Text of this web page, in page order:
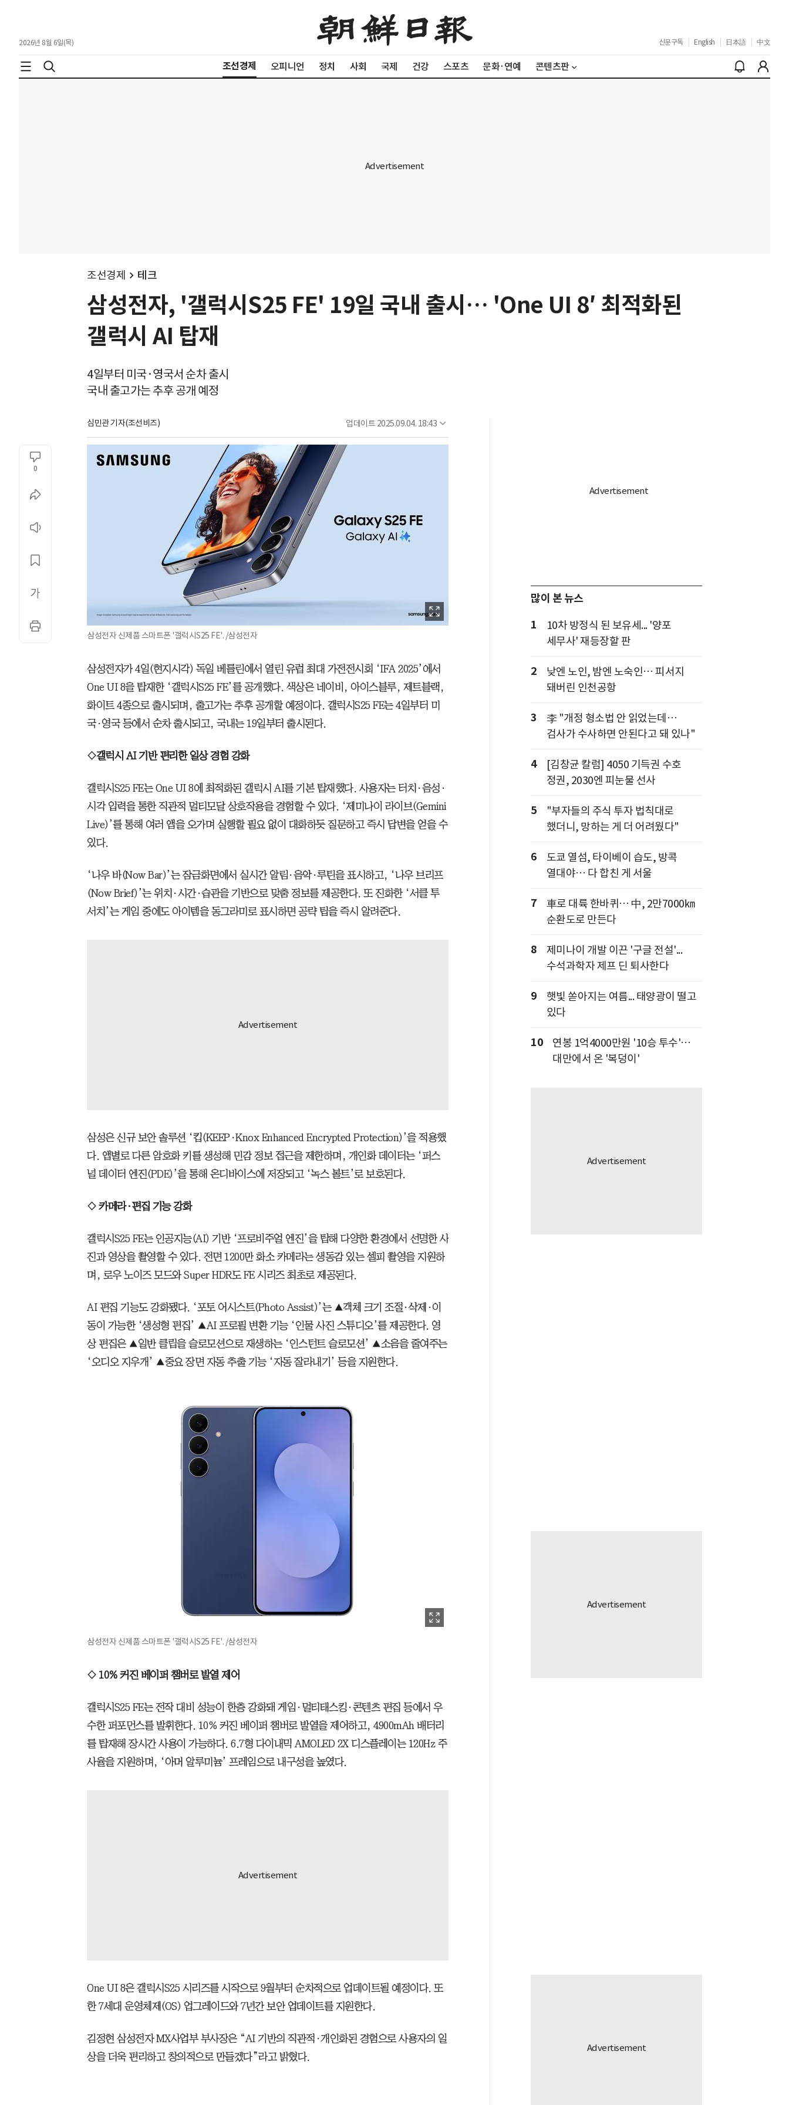
2026년 8월 6일(목) 신문구독 English 日本語 中文
조선경제 오피니언 정치 사회 국제 건강 스포츠 문화·연예 콘텐츠판
조선경제 테크
삼성전자, '갤럭시S25 FE' 19일 국내 출시… 'One UI 8′ 최적화된
갤럭시 AI 탑재
4일부터 미국·영국서 순차 출시
국내 출고가는 추후 공개 예정
심민관 기자(조선비즈) 업데이트 2025.09.04. 18:43
0
삼성전자 신제품 스마트폰 '갤럭시S25 FE'. /삼성전자
삼성전자가 4일(현지시각) 독일 베를린에서 열린 유럽 최대 가전전시회 ‘IFA 2025’에서
One UI 8을 탑재한 ‘갤럭시S25 FE’를 공개했다. 색상은 네이비, 아이스블루, 제트블랙,
화이트 4종으로 출시되며, 출고가는 추후 공개할 예정이다. 갤럭시S25 FE는 4일부터 미
국·영국 등에서 순차 출시되고, 국내는 19일부터 출시된다.
◇갤럭시 AI 기반 편리한 일상 경험 강화
갤럭시S25 FE는 One UI 8에 최적화된 갤럭시 AI를 기본 탑재했다. 사용자는 터치·음성·
시각 입력을 통한 직관적 멀티모달 상호작용을 경험할 수 있다. ‘제미나이 라이브(Gemini
Live)’를 통해 여러 앱을 오가며 실행할 필요 없이 대화하듯 질문하고 즉시 답변을 얻을 수
있다.
‘나우 바(Now Bar)’는 잠금화면에서 실시간 알림·음악·루틴을 표시하고, ‘나우 브리프
(Now Brief)’는 위치·시간·습관을 기반으로 맞춤 정보를 제공한다. 또 진화한 ‘서클 투
서치’는 게임 중에도 아이템을 동그라미로 표시하면 공략 팁을 즉시 알려준다.
삼성은 신규 보안 솔루션 ‘킵(KEEP·Knox Enhanced Encrypted Protection)’을 적용했
다. 앱별로 다른 암호화 키를 생성해 민감 정보 접근을 제한하며, 개인화 데이터는 ‘퍼스
널 데이터 엔진(PDE)’을 통해 온디바이스에 저장되고 ‘녹스 볼트’로 보호된다.
◇ 카메라·편집 기능 강화
갤럭시S25 FE는 인공지능(AI) 기반 ‘프로비주얼 엔진’을 탑해 다양한 환경에서 선명한 사
진과 영상을 촬영할 수 있다. 전면 1200만 화소 카메라는 생동감 있는 셀피 촬영을 지원하
며, 로우 노이즈 모드와 Super HDR도 FE 시리즈 최초로 제공된다.
AI 편집 기능도 강화됐다. ‘포토 어시스트(Photo Assist)’는 ▲객체 크기 조절·삭제·이
동이 가능한 ‘생성형 편집’ ▲AI 프로필 변환 기능 ‘인물 사진 스튜디오’를 제공한다. 영
상 편집은 ▲일반 클립을 슬로모션으로 재생하는 ‘인스턴트 슬로모션’ ▲소음을 줄여주는
‘오디오 지우개’ ▲중요 장면 자동 추출 기능 ‘자동 잘라내기’ 등을 지원한다.
삼성전자 신제품 스마트폰 '갤럭시S25 FE'. /삼성전자
◇ 10% 커진 베이퍼 챔버로 발열 제어
갤럭시S25 FE는 전작 대비 성능이 한층 강화돼 게임·멀티태스킹·콘텐츠 편집 등에서 우
수한 퍼포먼스를 발휘한다. 10% 커진 베이퍼 챔버로 발열을 제어하고, 4900mAh 배터리
를 탑재해 장시간 사용이 가능하다. 6.7형 다이내믹 AMOLED 2X 디스플레이는 120Hz 주
사율을 지원하며, ‘아머 알루미늄’ 프레임으로 내구성을 높였다.
One UI 8은 갤럭시S25 시리즈를 시작으로 9월부터 순차적으로 업데이트될 예정이다. 또
한 7세대 운영체제(OS) 업그레이드와 7년간 보안 업데이트를 지원한다.
김정현 삼성전자 MX사업부 부사장은 “AI 기반의 직관적·개인화된 경험으로 사용자의 일
상을 더욱 편리하고 창의적으로 만들겠다”라고 밝혔다.
많이 본 뉴스
1
10차 방정식 된 보유세... '양포
세무사' 재등장할 판
2
낮엔 노인, 밤엔 노숙인… 피서지
돼버린 인천공항
3
李 "개정 형소법 안 읽었는데…
검사가 수사하면 안된다고 돼 있나"
4
[김창균 칼럼] 4050 기득권 수호
정권, 2030엔 피눈물 선사
5
"부자들의 주식 투자 법칙대로
했더니, 망하는 게 더 어려웠다"
6
도쿄 열섬, 타이베이 습도, 방콕
열대야… 다 합친 게 서울
7
車로 대륙 한바퀴… 中, 2만7000㎞
순환도로 만든다
8
제미나이 개발 이끈 '구글 전설'...
수석과학자 제프 딘 퇴사한다
9
햇빛 쏟아지는 여름... 태양광이 떨고
있다
10
연봉 1억4000만원 '10승 투수'…
대만에서 온 '복덩이'